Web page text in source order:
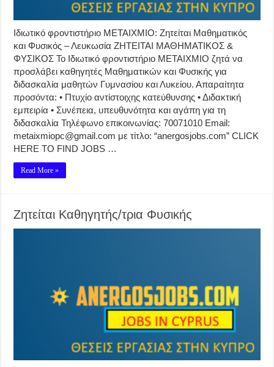
Ιδιωτικό φροντιστήριο ΜΕΤΑΙΧΜΙΟ: Ζητείται Μαθηματικός
και Φυσικός – Λευκωσία ΖΗΤΕΙΤΑΙ ΜΑΘΗΜΑΤΙΚΟΣ &
ΦΥΣΙΚΟΣ Το Ιδιωτικό φροντιστήριο ΜΕΤΑΙΧΜΙΟ ζητά να
προσλάβει καθηγητές Μαθηματικών και Φυσικής για
διδασκαλία μαθητών Γυμνασίου και Λυκείου. Απαραίτητα
προσόντα: • Πτυχίο αντίστοιχης κατεύθυνσης • Διδακτική
εμπειρία • Συνέπεια, υπευθυνότητα και αγάπη για τη
διδασκαλία Τηλέφωνο επικοινωνίας: 70071010 Email:
metaixmiopc@gmail.com με τίτλο: “anergosjobs.com” CLICK
HERE TO FIND JOBS …
Read More »
Ζητείται Καθηγητής/τρια Φυσικής